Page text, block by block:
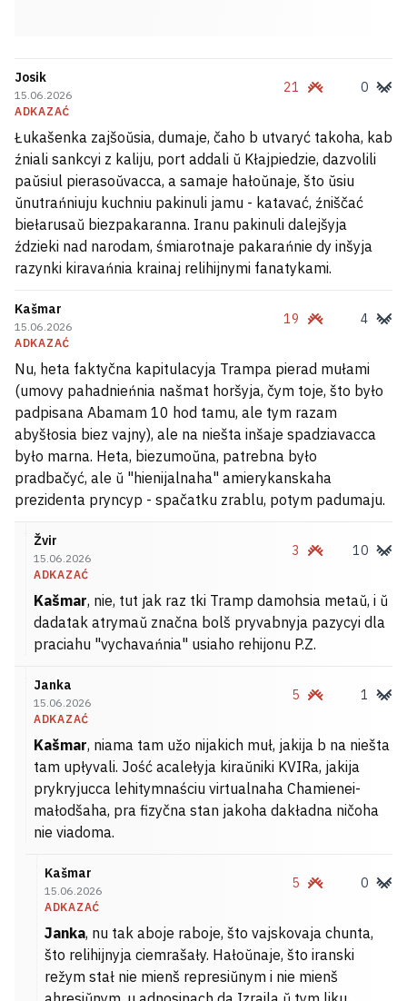
Josik
15.06.2026
ADKAZAĆ
21 0
Łukašenka zajšoŭsia, dumaje, čaho b utvaryć takoha, kab
źniali sankcyi z kaliju, port addali ŭ Kłajpiedzie, dazvolili
paŭsiul pierasoŭvacca, a samaje hałoŭnaje, što ŭsiu
ŭnutrańniuju kuchniu pakinuli jamu - katavać, źniščać
biełarusaŭ biezpakaranna. Iranu pakinuli dalejšyja
ździeki nad narodam, śmiarotnaje pakarańnie dy inšyja
razynki kiravańnia krainaj relihijnymi fanatykami.
Kašmar
15.06.2026
ADKAZAĆ
19 4
Nu, heta faktyčna kapitulacyja Trampa pierad mułami
(umovy pahadnieńnia našmat horšyja, čym toje, što było
padpisana Abamam 10 hod tamu, ale tym razam
abyšłosia biez vajny), ale na niešta inšaje spadziavacca
było marna. Heta, biezumoŭna, patrebna było
pradbačyć, ale ŭ "hienijalnaha" amierykanskaha
prezidenta pryncyp - spačatku zrablu, potym padumaju.
Žvir
15.06.2026
ADKAZAĆ
3 10
Kašmar, nie, tut jak raz tki Tramp damohsia metaŭ, i ŭ
dadatak atrymaŭ značna bolš pryvabnyja pazycyi dla
praciahu "vychavańnia" usiaho rehijonu P.Z.
Janka
15.06.2026
ADKAZAĆ
5 1
Kašmar, niama tam užo nijakich muł, jakija b na niešta
tam upłyvali. Jość acalełyja kiraŭniki KVIRa, jakija
prykryjucca lehitymnaściu virtualnaha Chamienei-
małodšaha, pra fizyčna stan jakoha dakładna ničoha
nie viadoma.
Kašmar
15.06.2026
ADKAZAĆ
5 0
Janka, nu tak aboje raboje, što vajskovaja chunta,
što relihijnyja ciemrašały. Hałoŭnaje, što iranski
režym stał nie mienš represiŭnym i nie mienš